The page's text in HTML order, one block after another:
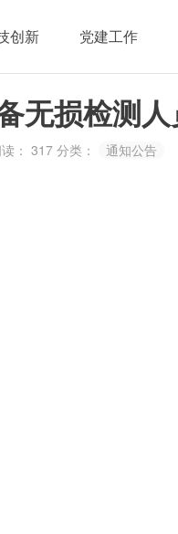
创新 党建工作
无损检测
： 317 分类： 通知公告